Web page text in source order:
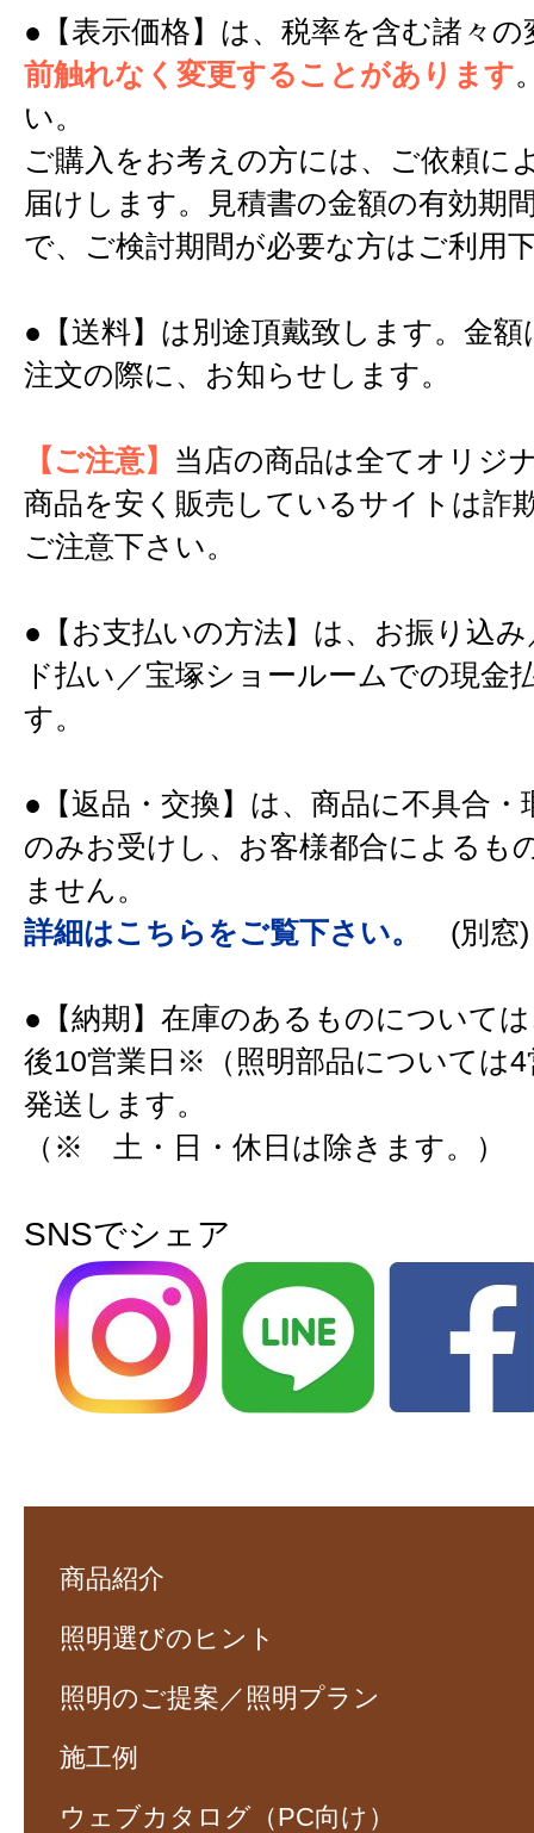
●【表示価格】は、税率を含む諸々
前触れなく変更することがあります
い。
ご購入をお考えの方には、ご依頼に
届けします。見積書の金額の有効期
で、ご検討期間が必要な方はご利用
●【送料】は別途頂戴致します。金
注文の際に、お知らせします。
【ご注意】 当店の商品は全てオリジ
商品を安く販売しているサイトは詐
ご注意下さい。
●【お支払いの方法】は、お振り込
ド払い／宝塚ショールームでの現金
す。
●【返品・交換】は、商品に不具合・
のみお受けし、お客様都合によるも
ません。
詳細はこちらをご覧下さい。
(別窓)
●【納期】在庫のあるものについて
後10営業日※（照明部品については4
発送します。
（※ 土・日・休日は除きます。）
SNSでシェア
商品紹介
照明選びのヒント
照明のご提案／照明プラン
施工例
ウェブカタログ（PC向け）